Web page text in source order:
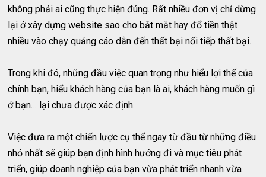
không phải ai cũng thực hiện đúng. Rất nhiều đơn vị chỉ dừng
lại ở xây dựng website sao cho bắt mắt hay đổ tiền thật
nhiều vào chạy quảng cáo dẫn đến thất bại nối tiếp thất bại.
Trong khi đó, những đầu việc quan trọng như hiểu lợi thế của
chính bạn, hiểu khách hàng của bạn là ai, khách hàng muốn gì
ở bạn… lại chưa được xác định.
Việc đưa ra một chiến lược cụ thể ngay từ đầu từ những điều
nhỏ nhất sẽ giúp bạn định hình hướng đi và mục tiêu phát
triển, giúp doanh nghiệp của bạn vừa phát triển nhanh vừa